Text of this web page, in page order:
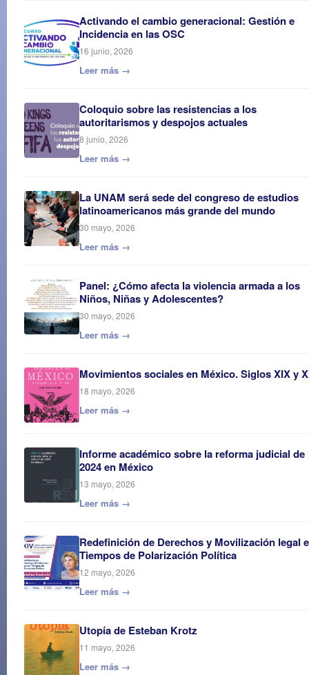
Activando el cambio generacional: Gestión e
Incidencia en las OSC
16 junio, 2026
Leer más →
Coloquio sobre las resistencias a los
autoritarismos y despojos actuales
8 junio, 2026
Leer más →
La UNAM será sede del congreso de estudios
latinoamericanos más grande del mundo
30 mayo, 2026
Leer más →
Panel: ¿Cómo afecta la violencia armada a los
Niños, Niñas y Adolescentes?
30 mayo, 2026
Leer más →
Movimientos sociales en México. Siglos XIX y
18 mayo, 2026
Leer más →
Informe académico sobre la reforma judicial de
2024 en México
13 mayo, 2026
Leer más →
Redefinición de Derechos y Movilización legal
Tiempos de Polarización Política
12 mayo, 2026
Leer más →
Utopía de Esteban Krotz
11 mayo, 2026
Leer más →